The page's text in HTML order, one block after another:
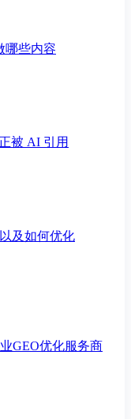
哪些内容
被 AI 引用
及如何优化
GEO优化服务商